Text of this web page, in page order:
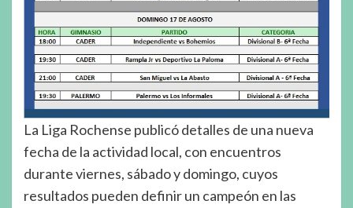
La Liga Rochense publicó detalles de una nueva
fecha de la actividad local, con encuentros
durante viernes, sábado y domingo, cuyos
resultados pueden definir un campeón en las